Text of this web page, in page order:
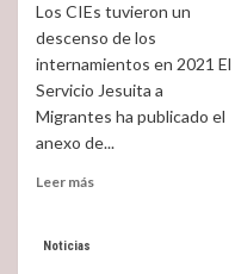
Los CIEs tuvieron un
descenso de los
internamientos en 2021 El
Servicio Jesuita a
Migrantes ha publicado el
anexo de...
Leer más
Noticias